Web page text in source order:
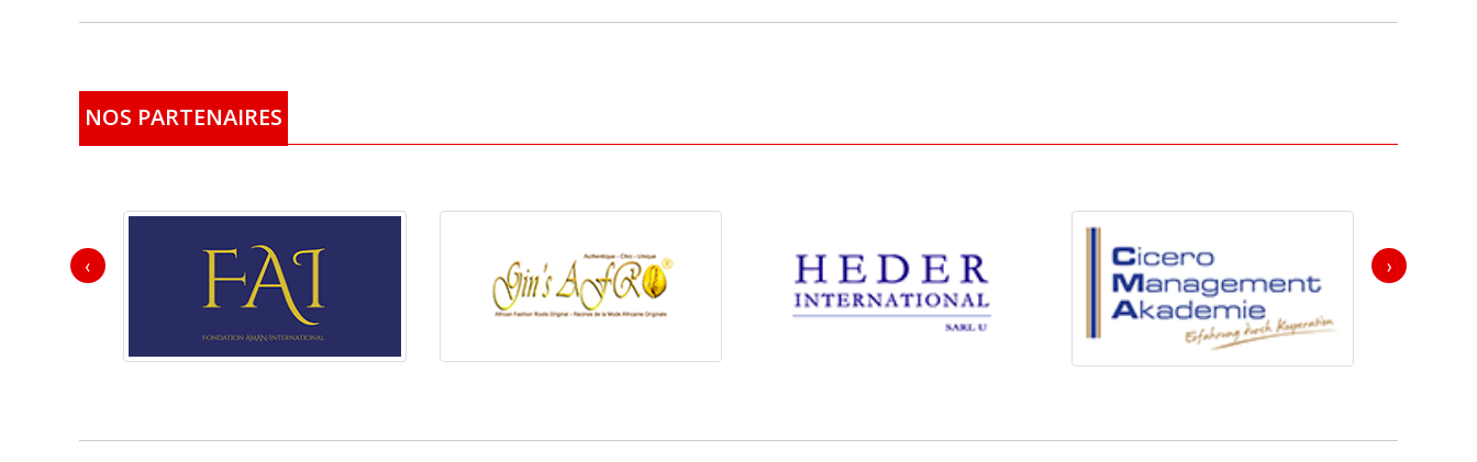
NOS PARTENAIRES
‹ ›